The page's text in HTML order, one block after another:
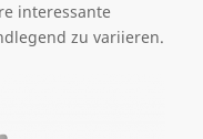
interessante
zu variieren.